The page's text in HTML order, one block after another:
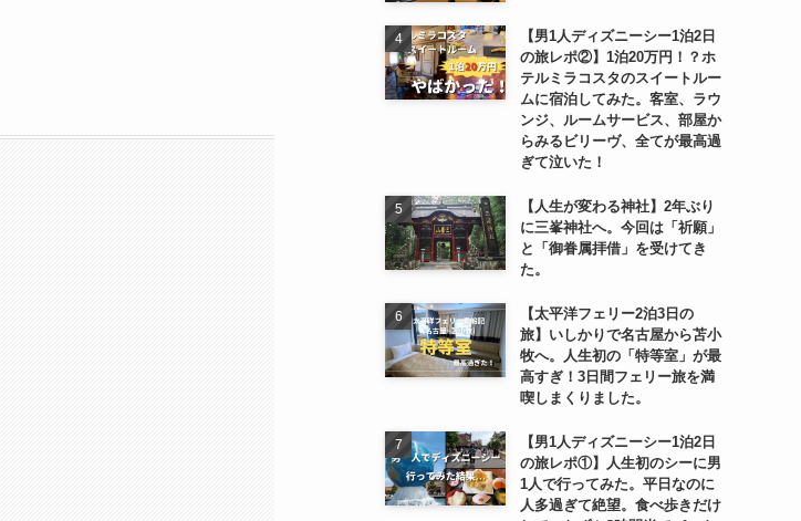
【男1人ディズニーシー1泊2日
の旅レポ②】1泊20万円！？ホ
テルミラコスタのスイートルー
ムに宿泊してみた。客室、ラウ
ンジ、ルームサービス、部屋か
らみるビリーヴ、全てが最高過
ぎて泣いた！
【人生が変わる神社】2年ぶり
に三峯神社へ。今回は「祈願」
と「御眷属拝借」を受けてき
た。
【太平洋フェリー2泊3日の
旅】いしかりで名古屋から苫小
牧へ。人生初の「特等室」が最
高すぎ！3日間フェリー旅を満
喫しまくりました。
【男1人ディズニーシー1泊2日
の旅レポ①】人生初のシーに男
1人で行ってみた。平日なのに
人多過ぎて絶望。食べ歩きだけ